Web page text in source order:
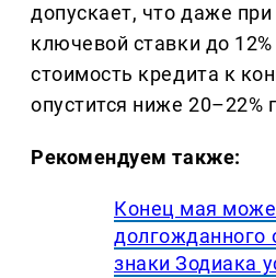
допускает, что даже
ключевой ставки до
стоимость кредита к
опустится ниже 20–22%
Рекомендуем также:
Конец мая
долгожданного
знаки Зодиака